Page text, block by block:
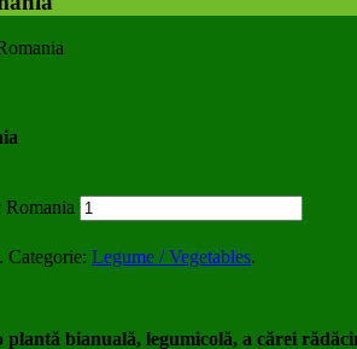
Romania
. Categorie: Legume / Vegetables.
plantă bianuală, legumicolă, a cărei